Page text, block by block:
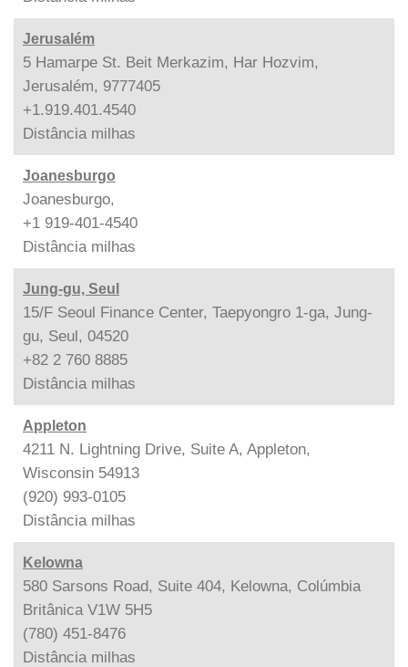
Jerusalém
5 Hamarpe St. Beit Merkazim, Har Hozvim,
Jerusalém, 9777405
+1.919.401.4540
Distância milhas
Joanesburgo
Joanesburgo,
+1 919-401-4540
Distância milhas
Jung-gu, Seul
15/F Seoul Finance Center, Taepyongro 1-ga, Jung-
gu, Seul, 04520
+82 2 760 8885
Distância milhas
Appleton
4211 N. Lightning Drive, Suite A, Appleton,
Wisconsin 54913
(920) 993-0105
Distância milhas
Kelowna
580 Sarsons Road, Suite 404, Kelowna, Colúmbia
Britânica V1W 5H5
(780) 451-8476
Distância milhas